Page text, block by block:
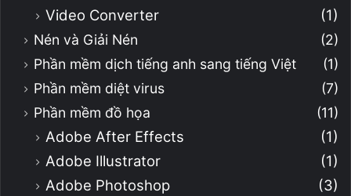
Video Converter
(1)
Nén và Giải Nén
(2)
Phần mềm dịch tiếng anh sang tiếng Việt
(1)
Phần mềm diệt virus
(7)
Phần mềm đồ họa
(11)
Adobe After Effects
(1)
Adobe Illustrator
(1)
Adobe Photoshop
(3)